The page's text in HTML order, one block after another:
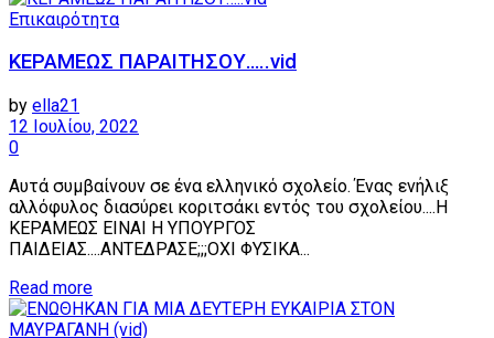
Επικαιρότητα
ΚΕΡΑΜΕΩΣ ΠΑΡΑΙΤΗΣΟΥ…..vid
by ella21
12 Ιουλίου, 2022
0
Αυτά συμβαίνουν σε ένα ελληνικό σχολείο. Ένας ενήλιξ
αλλόφυλος διασύρει κοριτσάκι εντός του σχολείου....Η
ΚΕΡΑΜΕΩΣ ΕΙΝΑΙ Η ΥΠΟΥΡΓΟΣ
ΠΑΙΔΕΙΑΣ....ΑΝΤΕΔΡΑΣΕ;;;ΟΧΙ ΦΥΣΙΚΑ...
Read moreDetails